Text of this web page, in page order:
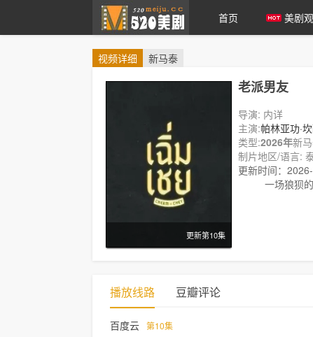
首页 美剧
视频详细 新马泰
更新第10集
老派男友
导演: 内详
主演:帕林亚功·
类型:2026年新
制片地区/语言:
更新时间：
一场狼狈
播放线路 豆瓣评论
百度云 第10集